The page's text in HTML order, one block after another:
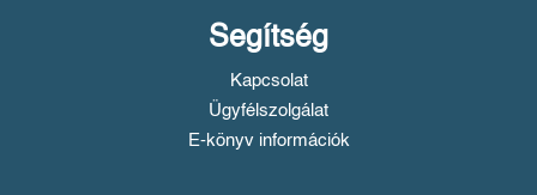
Segítség
Kapcsolat
Ügyfélszolgálat
E-könyv információk